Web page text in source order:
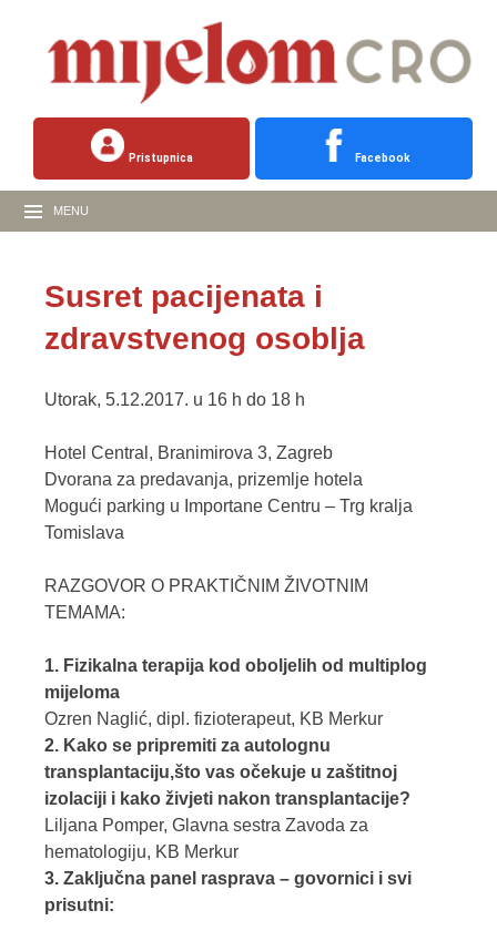
Pristupnica Facebook
MENU
Susret pacijenata i
zdravstvenog osoblja
Utorak, 5.12.2017. u 16 h do 18 h
Hotel Central, Branimirova 3, Zagreb
Dvorana za predavanja, prizemlje hotela
Mogući parking u Importane Centru – Trg kralja
Tomislava
RAZGOVOR O PRAKTIČNIM ŽIVOTNIM
TEMAMA:
1. Fizikalna terapija kod oboljelih od multiplog
mijeloma
Ozren Naglić, dipl. fizioterapeut, KB Merkur
2. Kako se pripremiti za autolognu
transplantaciju,što vas očekuje u zaštitnoj
izolaciji i kako živjeti nakon transplantacije?
Liljana Pomper, Glavna sestra Zavoda za
hematologiju, KB Merkur
3. Zaključna panel rasprava – govornici i svi
prisutni: